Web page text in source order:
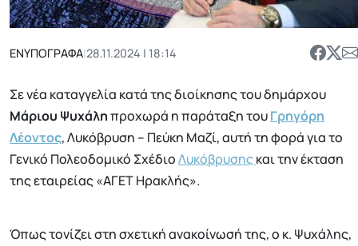
ΕΝΥΠΟΓΡΑΦΑ|28.11.2024 | 18:14
Σε νέα καταγγελία κατά της διοίκησης του δημάρχου
Μάριου Ψυχάληπροχωρά η παράταξη τουΓρηγόρη
Λέοντος, Λυκόβρυση – Πεύκη Μαζί, αυτή τη φορά για το
Γενικό Πολεοδομικό ΣχέδιοΛυκόβρυσηςκαι την έκταση
της εταιρείας «ΑΓΕΤ Ηρακλής».
Όπως τονίζει στη σχετική ανακοίνωσή της, ο κ. Ψυχάλης,